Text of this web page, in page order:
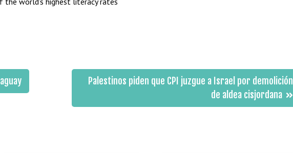
Palestinos piden que CPI juzgue a Israel por demolición
de aldea cisjordana